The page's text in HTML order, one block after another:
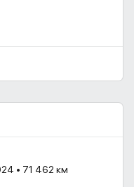
• 71 462 км